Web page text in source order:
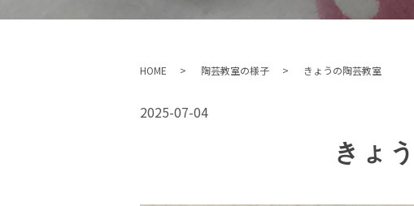
HOME 陶芸教室の様子 きょうの陶芸教室
2025-07-04
きょ